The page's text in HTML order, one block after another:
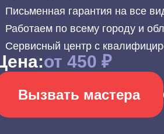
Письменная гарантия на все
Работаем по всему городу и
Сервисный центр с
от 450 ₽
Вызвать мастера